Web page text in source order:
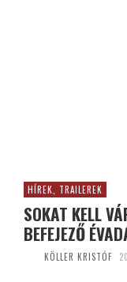
HÍREK, TRAILEREK
SOKAT KELL
BEFEJEZŐ
KÖLLER KRISTÓF